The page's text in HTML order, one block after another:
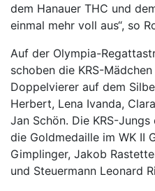
dem Hanauer THC und
einmal mehr voll aus“, so
Auf der Olympia-
schoben die KRS-
Doppelvierer auf dem
Herbert, Lena Ivanda,
Jan Schön. Die KRS-
die Goldmedaille im WK II
Gimplinger, Jakob
und Steuermann Leonard